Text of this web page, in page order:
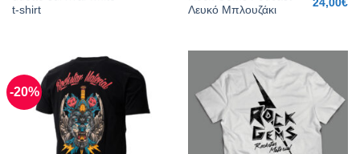
t-shirt
Λευκό Μπλουζάκι
24,00€
-20%